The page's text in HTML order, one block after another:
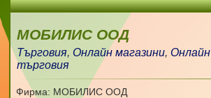
МОБИЛИС ООД
Търговия, Онлайн магазини, Онлайн
търговия
Фирма: МОБИЛИС ООД